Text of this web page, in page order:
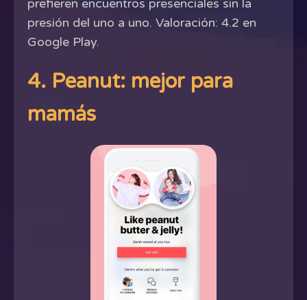
prefieren encuentros presenciales sin la
presión del uno a uno. Valoración: 4.2 en
Google Play.
4. Peanut: mejor para
mamás